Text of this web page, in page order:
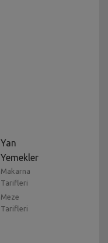
Yan
Yemekler
Makarna
Tarifleri
Meze
Tarifleri